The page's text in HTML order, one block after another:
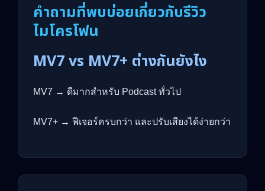
คำถามที่พบบ่อยเกี่ยวกับรีวิว
ไมโครโฟน
MV7 vs MV7+ ต่างกันยังไง
MV7 → ดีมากสำหรับ Podcast ทั่วไป
MV7+ → ฟีเจอร์ครบกว่า และปรับเสียงได้ง่ายกว่า